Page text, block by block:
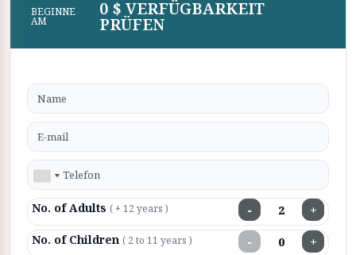
BEGINNE
AM
0 $ VERFÜGBARKEIT
PRÜFEN
No. of Adults ( + 12 years ) − +
No. of Children ( 2 to 11 years ) − +